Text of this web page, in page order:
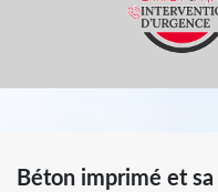
Béton imprimé et